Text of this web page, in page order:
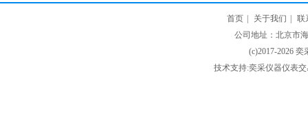
首页 关于我们
联
公司地址：北京市
(c)2017-2026
技术支持:奕采仪器仪表